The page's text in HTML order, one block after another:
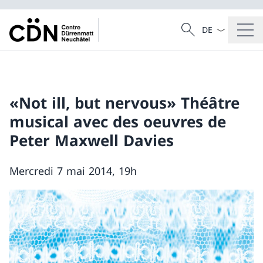
Recherche
Recherche
La langue
«Not ill, but nervous» Théâtre
musical avec des oeuvres de
Peter Maxwell Davies
Mercredi 7 mai 2014, 19h